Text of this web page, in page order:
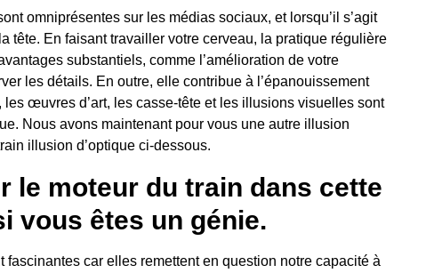
omniprésentes sur les médias sociaux, et lorsqu’il s’agit
tête. En faisant travailler votre cerveau, la pratique régulière
substantiels, comme l’amélioration de votre
les détails. En outre, elle contribue à l’épanouissement
les œuvres d’art, les casse-tête et les illusions visuelles sont
Nous avons maintenant pour vous une autre illusion
illusion d’optique ci-dessous.
le moteur du train dans cette
vous êtes un génie.
fascinantes car elles remettent en question notre capacité à